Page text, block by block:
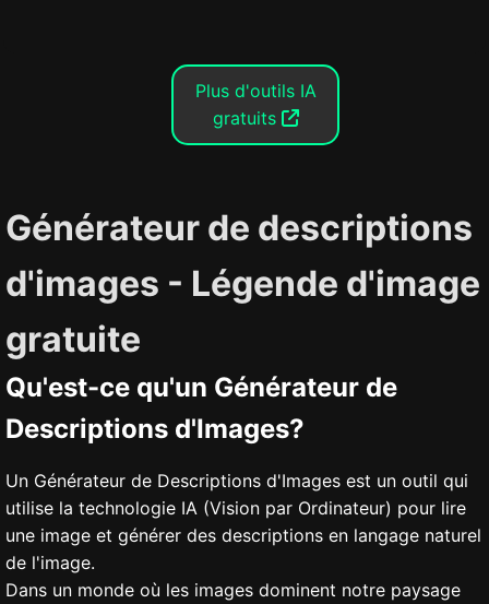
Plus d'outils IA
gratuits
Générateur de descriptions
d'images - Légende d'image
gratuite
Qu'est-ce qu'un Générateur de
Descriptions d'Images?
Un Générateur de Descriptions d'Images est un outil qui
utilise la technologie IA (Vision par Ordinateur) pour lire
une image et générer des descriptions en langage naturel
de l'image.
Dans un monde où les images dominent notre paysage